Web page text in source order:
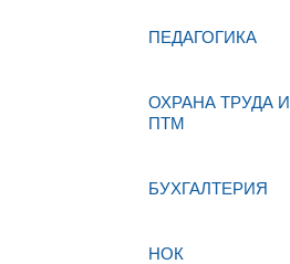
ПЕДАГОГИКА
ОХРАНА ТРУДА И
ПТМ
БУХГАЛТЕРИЯ
НОК